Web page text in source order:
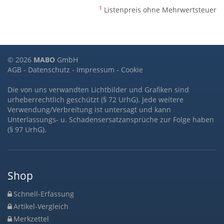
1 Listenpreis ohne Mehrwertsteuer
© 2026 MABO GmbH
AGB - Datenschutz - Impressum - Cookie
Die von uns verwandten Lichtbilder und Grafiken sind
urheberrechtlich geschützt (§ 72 UrhG). Jede weitere
Verwendung/Verbreitung ist untersagt und kann
Unterlassungs- u. Schadensersatzansprüche zur Folge haben
(§ 97 UrhG).
Shop
Schnell-Erfassung
Artikel-Vergleich
Merkzettel